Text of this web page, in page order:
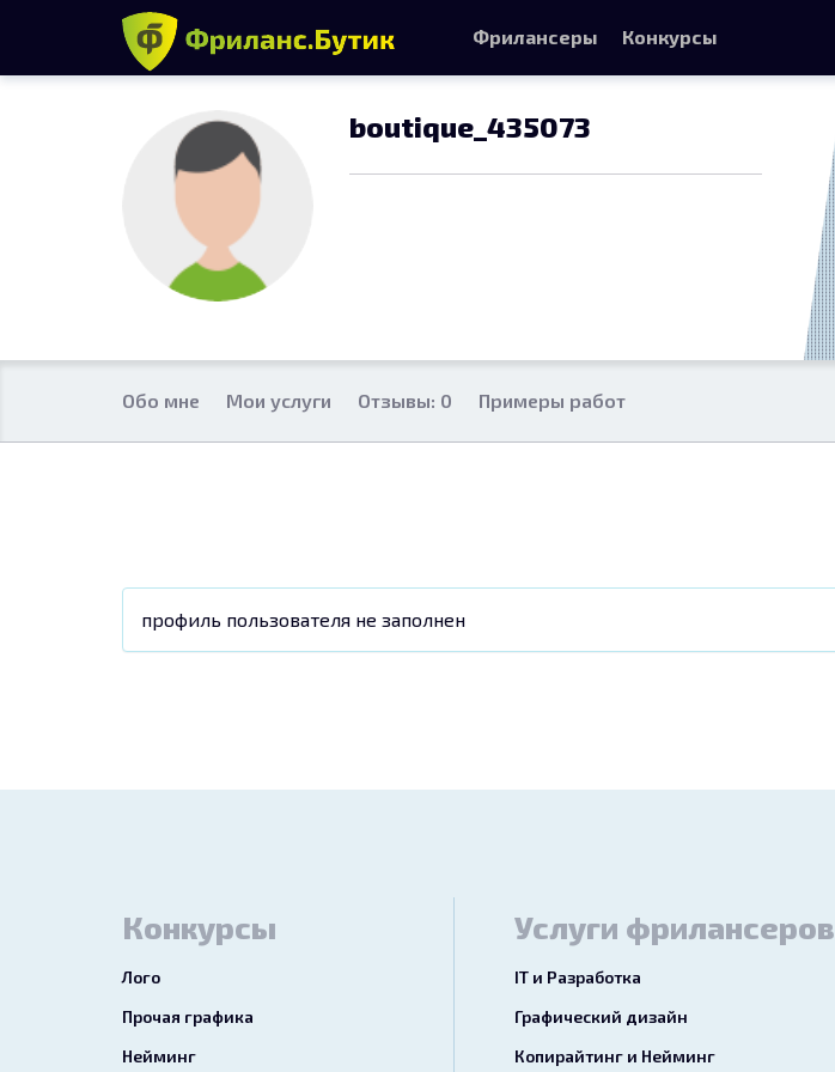
boutique_435073
Обо мне Мои услуги Отзывы: 0 Примеры работ
профиль пользователя не заполнен
Фрилансеры Конкурсы
Конкурсы
Лого
Прочая графика
Нейминг
Услуги фрилансеров
IT и Разработка
Графический дизайн
Копирайтинг и Нейминг